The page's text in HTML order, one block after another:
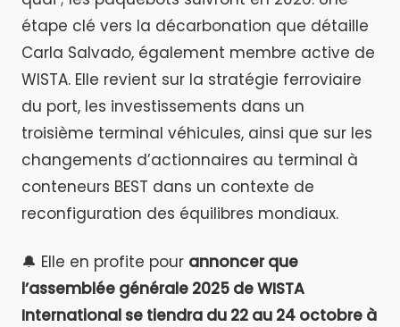
étape clé vers la décarbonation que détaille
Carla Salvado, également membre active de
WISTA. Elle revient sur la stratégie ferroviaire
du port, les investissements dans un
troisième terminal véhicules, ainsi que sur les
changements d’actionnaires au terminal à
conteneurs BEST dans un contexte de
reconfiguration des équilibres mondiaux.
🔔 Elle en profite pour annoncer que
l’assemblée générale 2025 de WISTA
International se tiendra du 22 au 24 octobre à